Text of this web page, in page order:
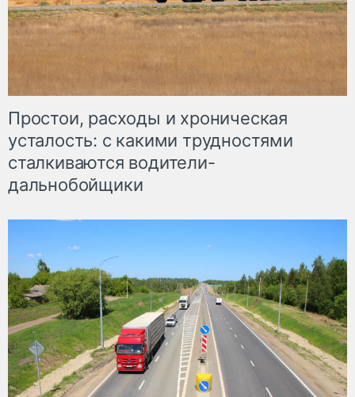
Простои, расходы и хроническая
усталость: с какими трудностями
сталкиваются водители-
дальнобойщики